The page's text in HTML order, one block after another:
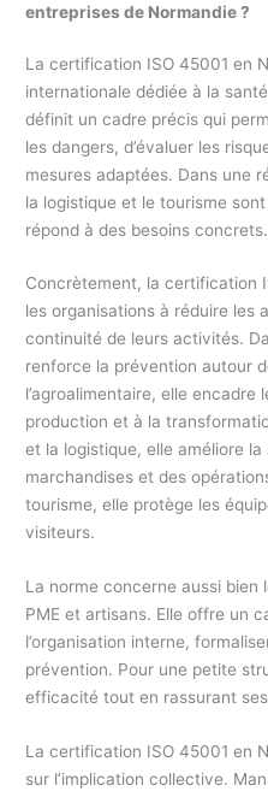
entreprises de Normandie ?
La certification ISO 45001 en
internationale dédiée à la
définit un cadre précis qui
les dangers, d’évaluer les
mesures adaptées. Dans une
la logistique et le tourisme
répond à des besoins concrets.
Concrètement, la certification
les organisations à réduire les
continuité de leurs activités.
renforce la prévention autour
l’agroalimentaire, elle encadre
production et à la
et la logistique, elle améliore
marchandises et des
tourisme, elle protège les
visiteurs.
La norme concerne aussi bien
PME et artisans. Elle offre un
l’organisation interne,
prévention. Pour une petite
efficacité tout en rassurant
La certification ISO 45001 en
sur l’implication collective.